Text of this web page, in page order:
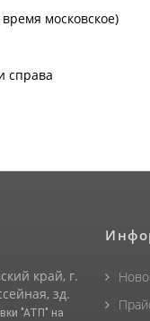
московское)
справа
край, г.
зд.
"АТП" на